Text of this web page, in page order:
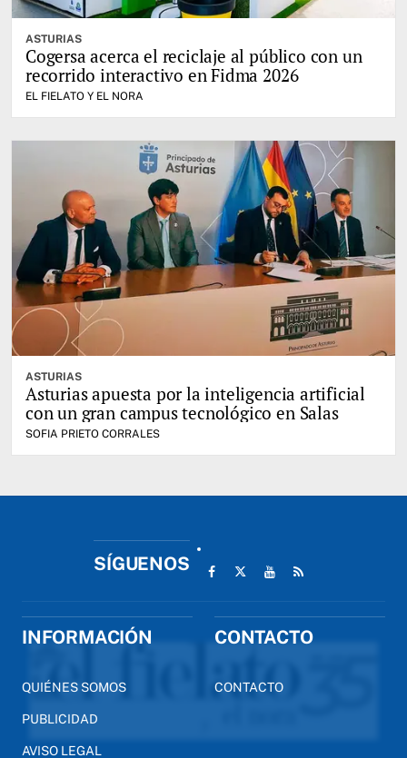
ASTURIAS
Cogersa acerca el reciclaje al público con un
recorrido interactivo en Fidma 2026
EL FIELATO Y EL NORA
ASTURIAS
Asturias apuesta por la inteligencia artificial
con un gran campus tecnológico en Salas
SOFIA PRIETO CORRALES
SÍGUENOS
INFORMACIÓN
QUIÉNES SOMOS
PUBLICIDAD
AVISO LEGAL
CONTACTO
CONTACTO